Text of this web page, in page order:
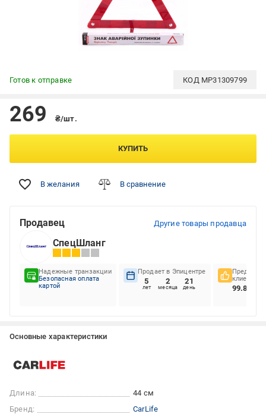
Готов к отправке КОД MP31309799
269 ₴/шт.
КУПИТЬ
В желания В сравнение
Продавец Другие товары продавца
СпецШланг
Надежные транзакции
Безопасная оплата
картой
Продает в Эпицентре
5
лет
2
месяца
21
день
клиентов
99.88%
Основные характеристики
Длина:
44 см
Бренд:
CarLife